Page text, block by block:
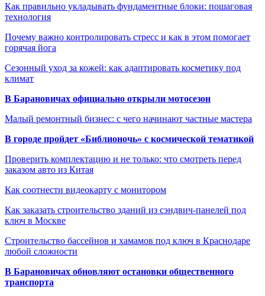
Как правильно укладывать фундаментные блоки: пошаговая
технология
Почему важно контролировать стресс и как в этом помогает
горячая йога
Сезонный уход за кожей: как адаптировать косметику под
климат
В Барановичах официально открыли мотосезон
Малый ремонтный бизнес: с чего начинают частные мастера
В городе пройдет «Библионочь» с космической тематикой
Проверить комплектацию и не только: что смотреть перед
заказом авто из Китая
Как соотнести видеокарту с монитором
Как заказать строительство зданий из сэндвич-панелей под
ключ в Москве
Строительство бассейнов и хамамов под ключ в Краснодаре
любой сложности
В Барановичах обновляют остановки общественного
транспорта